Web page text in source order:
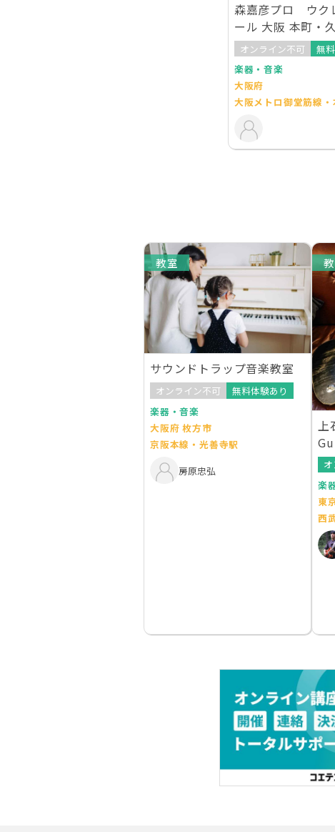
森嘉彦プロ ウク
ール 大阪 本町・
オンライン不可
無
楽器・音楽
大阪府
大阪メトロ御堂筋線・
教室
サウンドトラップ音楽教室
オンライン不可
無料体験あり
楽器・音楽
大阪府 枚方市
京阪本線・光善寺駅
房原忠弘
楽
東
西